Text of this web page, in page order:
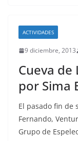
ACTIVIDADES
9 diciembre, 2013
Cueva de
por Sima
El pasado fin de
Fernando,
Grupo de